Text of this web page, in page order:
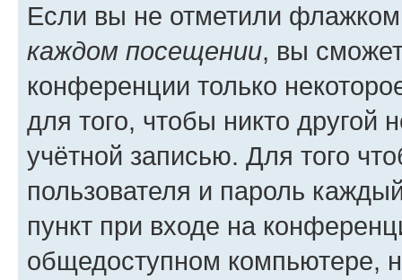
Если вы не отметили
каждом посещении, вы
конференции только
для того, чтобы никто другой
учётной записью. Для того
пользователя и пароль
пункт при входе на
общедоступном компьютере,